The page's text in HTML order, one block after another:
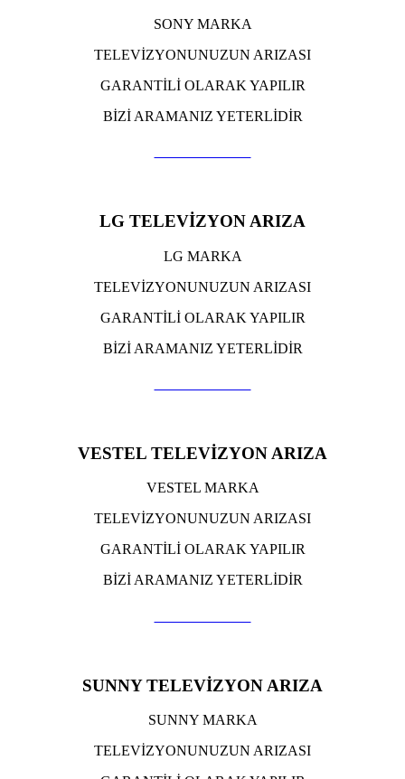
SONY MARKA
TELEVİZYONUNUZUN ARIZASI
GARANTİLİ OLARAK YAPILIR
BİZİ ARAMANIZ YETERLİDİR
LG TELEVİZYON ARIZA
LG MARKA
TELEVİZYONUNUZUN ARIZASI
GARANTİLİ OLARAK YAPILIR
BİZİ ARAMANIZ YETERLİDİR
VESTEL TELEVİZYON ARIZA
VESTEL MARKA
TELEVİZYONUNUZUN ARIZASI
GARANTİLİ OLARAK YAPILIR
BİZİ ARAMANIZ YETERLİDİR
SUNNY TELEVİZYON ARIZA
SUNNY MARKA
TELEVİZYONUNUZUN ARIZASI